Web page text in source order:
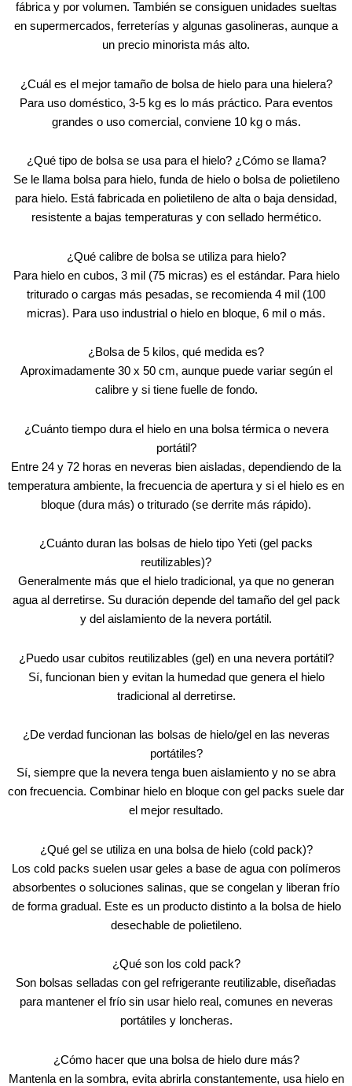
fábrica y por volumen. También se consiguen unidades sueltas
en supermercados, ferreterías y algunas gasolineras, aunque a
un precio minorista más alto.
¿Cuál es el mejor tamaño de bolsa de hielo para una hielera?
Para uso doméstico, 3-5 kg es lo más práctico. Para eventos
grandes o uso comercial, conviene 10 kg o más.
¿Qué tipo de bolsa se usa para el hielo? ¿Cómo se llama?
Se le llama bolsa para hielo, funda de hielo o bolsa de polietileno
para hielo. Está fabricada en polietileno de alta o baja densidad,
resistente a bajas temperaturas y con sellado hermético.
¿Qué calibre de bolsa se utiliza para hielo?
Para hielo en cubos, 3 mil (75 micras) es el estándar. Para hielo
triturado o cargas más pesadas, se recomienda 4 mil (100
micras). Para uso industrial o hielo en bloque, 6 mil o más.
¿Bolsa de 5 kilos, qué medida es?
Aproximadamente 30 x 50 cm, aunque puede variar según el
calibre y si tiene fuelle de fondo.
¿Cuánto tiempo dura el hielo en una bolsa térmica o nevera
portátil?
Entre 24 y 72 horas en neveras bien aisladas, dependiendo de la
temperatura ambiente, la frecuencia de apertura y si el hielo es en
bloque (dura más) o triturado (se derrite más rápido).
¿Cuánto duran las bolsas de hielo tipo Yeti (gel packs
reutilizables)?
Generalmente más que el hielo tradicional, ya que no generan
agua al derretirse. Su duración depende del tamaño del gel pack
y del aislamiento de la nevera portátil.
¿Puedo usar cubitos reutilizables (gel) en una nevera portátil?
Sí, funcionan bien y evitan la humedad que genera el hielo
tradicional al derretirse.
¿De verdad funcionan las bolsas de hielo/gel en las neveras
portátiles?
Sí, siempre que la nevera tenga buen aislamiento y no se abra
con frecuencia. Combinar hielo en bloque con gel packs suele dar
el mejor resultado.
¿Qué gel se utiliza en una bolsa de hielo (cold pack)?
Los cold packs suelen usar geles a base de agua con polímeros
absorbentes o soluciones salinas, que se congelan y liberan frío
de forma gradual. Este es un producto distinto a la bolsa de hielo
desechable de polietileno.
¿Qué son los cold pack?
Son bolsas selladas con gel refrigerante reutilizable, diseñadas
para mantener el frío sin usar hielo real, comunes en neveras
portátiles y loncheras.
¿Cómo hacer que una bolsa de hielo dure más?
Mantenla en la sombra, evita abrirla constantemente, usa hielo en